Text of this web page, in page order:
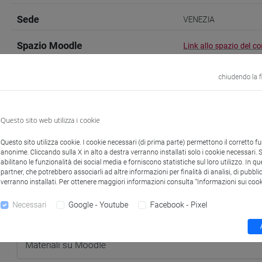
Sede VENEZIA
Spazio Moodle Link allo spazio del
Docenti
FAVARETTI CAMPOSAMPIERO Matteo- 30h Lezione
Materiali su Moodle
chiudendo la
Questo sito web utilizza i cookie
Questo sito utilizza cookie. I cookie necessari (di prima parte) permettono il corretto
anonime. Cliccando sulla X in alto a destra verranno installati solo i cookie
abilitano le funzionalità dei social media e forniscono statistiche sul loro utilizzo. In
partner, che potrebbero associarli ad altre informazioni per finalità di analisi, di
verranno installati. Per ottenere maggiori informazioni consulta “Informazioni sui
Necessari Google - Youtube Facebook - Pixel